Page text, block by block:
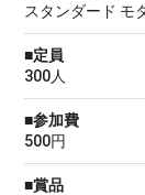
スタンダード モ
■定員
300人
■参加費
500円
■賞品